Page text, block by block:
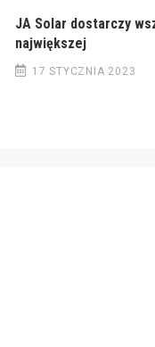
JA Solar dostarczy
największej
17 STYCZNIA 2023